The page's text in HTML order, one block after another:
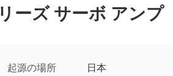
リーズ サーボ アンプ
起源の場所 日本